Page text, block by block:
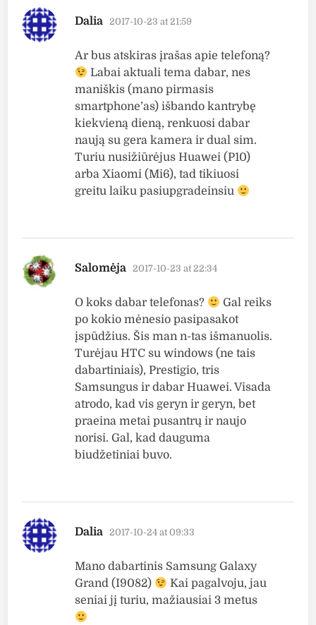
Dalia says:
2017-10-23 at 21:59
Ar bus atskiras įrašas apie telefoną?
Labai aktuali tema dabar, nes
maniškis (mano pirmasis
smartphone’as) išbando kantrybę
kiekvieną dieną, renkuosi dabar
naują su gera kamera ir dual sim.
Turiu nusižiūrėjus Huawei (P10)
arba Xiaomi (Mi6), tad tikiuosi
greitu laiku pasiupgradeinsiu
Salomėja says:
2017-10-23 at 22:34
O koks dabar telefonas?
Gal reiks
po kokio mėnesio pasipasakot
įspūdžius. Šis man n-tas išmanuolis.
Turėjau HTC su windows (ne tais
dabartiniais), Prestigio, tris
Samsungus ir dabar Huawei. Visada
atrodo, kad vis geryn ir geryn, bet
praeina metai pusantrų ir naujo
norisi. Gal, kad dauguma
biudžetiniai buvo.
Dalia says:
2017-10-24 at 09:33
Mano dabartinis Samsung Galaxy
Grand (I9082)
Kai pagalvoju, jau
seniai jį turiu, mažiausiai 3 metus